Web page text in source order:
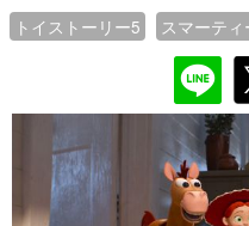
トイストーリー5
スマーテ